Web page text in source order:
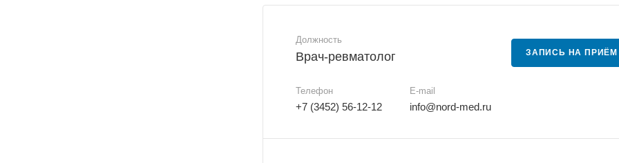
Должность
Врач-ревматолог ЗАПИСЬ НА ПРИЁМ
Телефон
+7 (3452) 56-12-12
E-mail
info@nord-med.ru